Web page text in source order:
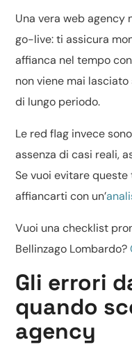
Una vera web agency
go-live: ti assicura
affianca nel tempo
non viene mai
di lungo periodo.
Le red flag invece
assenza di casi reali,
Se vuoi evitare
affiancarti con un’
Vuoi una checklist
Bellinzago Lombardo?
Gli errori
quando
agency